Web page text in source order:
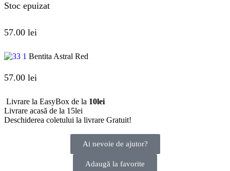
Stoc epuizat
57.00 lei
Bentita Astral Red
57.00 lei
Livrare la EasyBox de la 10lei
Livrare acasă de la 15lei
Deschiderea coletului la livrare Gratuit!
Ai nevoie de ajutor?
Adaugă la favorite